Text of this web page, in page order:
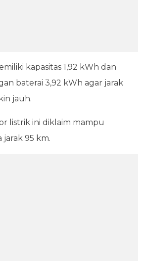
kapasitas 1,92 kWh dan
baterai 3,92 kWh agar jarak
jauh.
listrik ini diklaim mampu
95 km.